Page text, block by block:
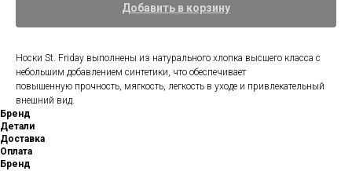
Добавить в корзину
Носки St. Friday выполнены из натурального хлопка высшего класса с
небольшим добавлением синтетики, что обеспечивает
повышенную прочность, мягкость, легкость в уходе и привлекательный
внешний вид.
Бренд
Детали
Доставка
Оплата
Бренд